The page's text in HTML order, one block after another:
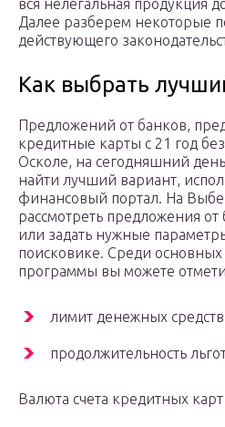
вся нелегальная продукция
Далее разберем некоторые
действующего
Как выбрать
Предложений от банков,
кредитные карты с 21 год
Осколе, на сегодняшний
найти лучший вариант,
финансовый портал. На
рассмотреть предложения
или задать нужные
поисковике. Среди
программы вы можете
лимит денежных
продолжительность
Валюта счета кредитных